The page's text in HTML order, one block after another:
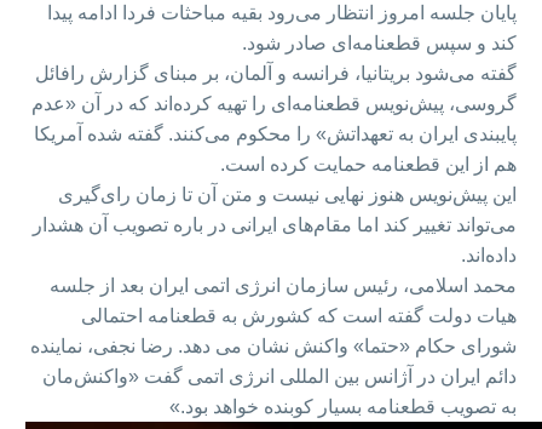
پایان جلسه امروز انتظار می‌رود بقیه مباحثات فردا ادامه پیدا
کند و سپس قطعنامه‌ای صادر شود.
گفته می‌شود بریتانیا، فرانسه و آلمان، بر مبنای گزارش رافائل
گروسی، پیش‌نویس قطعنامه‌‌ای را تهیه کرده‌اند که در آن «عدم
پایبندی ایران به تعهداتش» را محکوم می‌کنند. گفته شده آمریکا
هم از این قطعنامه حمایت کرده است.
این پیش‌نویس هنوز نهایی نیست و متن آن تا زمان رای‌گیری
می‌تواند تغییر کند اما مقام‌های ایرانی در باره تصویب آن هشدار
داده‌اند.
محمد اسلامی، رئیس سازمان انرژی اتمی ایران بعد از جلسه
هیات دولت گفته است که کشورش به قطعنامه احتمالی
شورای حکام «حتما» واکنش نشان می دهد. رضا نجفی، نماینده
دائم ایران در آژانس بین المللی انرژی اتمی گفت «واکنش‌مان
به تصویب قطعنامه بسیار کوبنده خواهد بود.»